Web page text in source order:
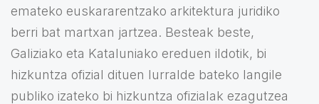
emateko euskararentzako arkitektura juridiko
berri bat martxan jartzea. Besteak beste,
Galiziako eta Kataluniako ereduen ildotik, bi
hizkuntza ofizial dituen lurralde bateko langile
publiko izateko bi hizkuntza ofizialak ezagutzea